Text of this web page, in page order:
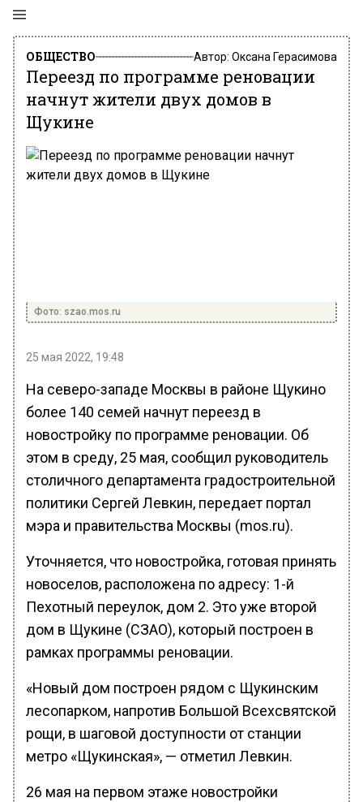
ОБЩЕСТВО Автор: Оксана Герасимова
Переезд по программе реновации
начнут жители двух домов в
Щукине
Фото: szao.mos.ru
25 мая 2022, 19:48
На северо-западе Москвы в районе Щукино
более 140 семей начнут переезд в
новостройку по программе реновации. Об
этом в среду, 25 мая, сообщил руководитель
столичного департамента градостроительной
политики Сергей Левкин, передает портал
мэра и правительства Москвы (mos.ru).
Уточняется, что новостройка, готовая принять
новоселов, расположена по адресу: 1-й
Пехотный переулок, дом 2. Это уже второй
дом в Щукине (СЗАО), который построен в
рамках программы реновации.
«Новый дом построен рядом с Щукинским
лесопарком, напротив Большой Всехсвятской
рощи, в шаговой доступности от станции
метро «Щукинская», — отметил Левкин.
26 мая на первом этаже новостройки